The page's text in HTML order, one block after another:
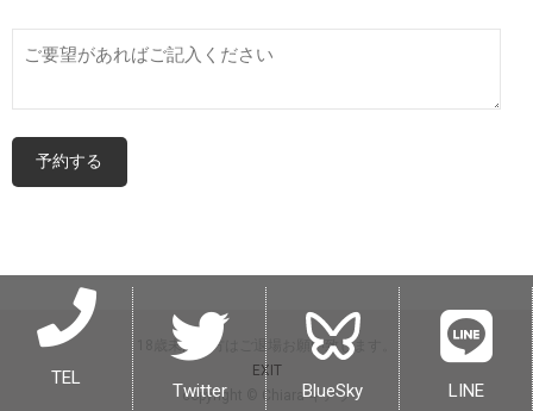
TEL
Twitter BlueSky LINE
18歳未満の方はご退場お願い致します。
EXIT
copyright © Chiara キアラ